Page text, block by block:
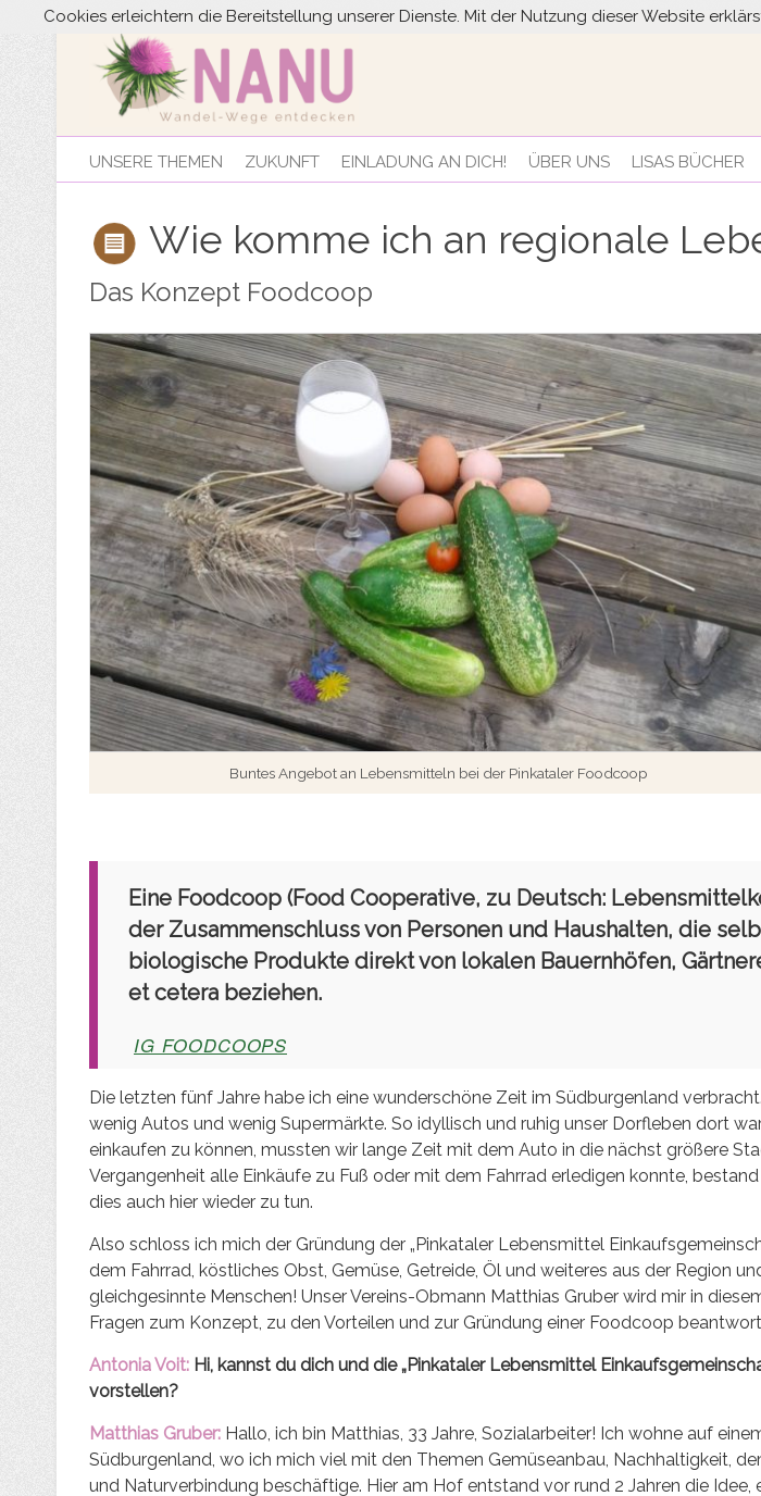
UNSERE THEMEN ZUKUNFT EINLADUNG AN DICH! ÜBER UNS LISAS BÜCHER
Wie komme ich an regionale
Das Konzept Foodcoop
Buntes Angebot an Lebensmitteln bei der Pinkataler Foodcoop
Eine Foodcoop (Food Cooperative, zu Deutsch:
der Zusammenschluss von Personen und Haushalten, die
biologische Produkte direkt von lokalen Bauernhöfen,
et cetera beziehen.
IG FOODCOOPS
Die letzten fünf Jahre habe ich eine wunderschöne Zeit im Südburgenland
wenig Autos und wenig Supermärkte. So idyllisch und ruhig unser Dorfleben dort
einkaufen zu können, mussten wir lange Zeit mit dem Auto in die nächst größere
Vergangenheit alle Einkäufe zu Fuß oder mit dem Fahrrad erledigen konnte,
dies auch hier wieder zu tun.
Also schloss ich mich der Gründung der „Pinkataler Lebensmittel
dem Fahrrad, köstliches Obst, Gemüse, Getreide, Öl und weiteres aus der Region
gleichgesinnte Menschen! Unser Vereins-Obmann Matthias Gruber wird mir in
Fragen zum Konzept, zu den Vorteilen und zur Gründung einer Foodcoop
Antonia Voit: Hi, kannst du dich und die „Pinkataler Lebensmittel
vorstellen?
Matthias Gruber: Hallo, ich bin Matthias, 33 Jahre, Sozialarbeiter! Ich wohne auf
Südburgenland, wo ich mich viel mit den Themen Gemüseanbau, Nachhaltigkeit,
und Naturverbindung beschäftige. Hier am Hof entstand vor rund 2 Jahren die Idee,
Cookies erleichtern die Bereitstellung unserer Dienste. Mit der Nutzung dieser Website